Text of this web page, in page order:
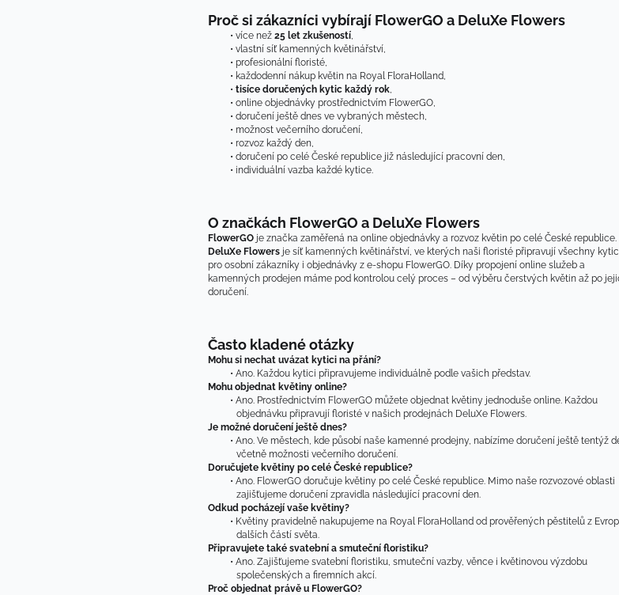
Proč si zákazníci vybírají FlowerGO a DeluXe Flowers
více než 25 let zkušeností
vlastní síť kamenných květinářství,
profesionální floristé,
každodenní nákup květin na Royal FloraHolland,
tisíce doručených kytic každý rok
online objednávky prostřednictvím FlowerGO,
doručení ještě dnes ve vybraných městech,
možnost večerního doručení,
rozvoz každý den,
doručení po celé České republice již následující pracovní den,
individuální vazba každé kytice.
O značkách FlowerGO a DeluXe Flowers
FlowerGO je značka zaměřená na online objednávky a rozvoz květin po celé České republice.
DeluXe Flowers je síť kamenných květinářství, ve kterých naši floristé připravují všechny
pro osobní zákazníky i objednávky z e-shopu FlowerGO. Díky propojení online služeb a
kamenných prodejen máme pod kontrolou celý proces – od výběru čerstvých květin až po
doručení.
Často kladené otázky
Mohu si nechat uvázat kytici na přání?
Ano. Každou kytici připravujeme individuálně podle vašich představ.
Mohu objednat květiny online?
Ano. Prostřednictvím FlowerGO můžete objednat květiny jednoduše online. Každou
objednávku připravují floristé v našich prodejnách DeluXe Flowers.
Je možné doručení ještě dnes?
Ano. Ve městech, kde působí naše kamenné prodejny, nabízíme doručení ještě tentýž
včetně možnosti večerního doručení.
Doručujete květiny po celé České republice?
Ano. FlowerGO doručuje květiny po celé České republice. Mimo naše rozvozové oblasti
zajišťujeme doručení zpravidla následující pracovní den.
Odkud pocházejí vaše květiny?
Květiny pravidelně nakupujeme na Royal FloraHolland od prověřených pěstitelů z
dalších částí světa.
Připravujete také svatební a smuteční floristiku?
Ano. Zajišťujeme svatební floristiku, smuteční vazby, věnce i květinovou výzdobu
společenských a firemních akcí.
Proč objednat právě u FlowerGO?